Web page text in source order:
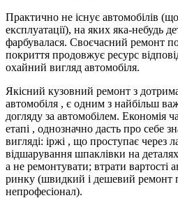
Практично не існує автомобілів
експлуатації), на яких яка-небудь
фарбувалася. Своєчасний ремонт
покриття продовжує ресурс
охайний вигляд автомобіля.
Якісний кузовний ремонт з
автомобіля , є одним з найбільш
догляду за автомобілем. Економія
етапі , однозначно дасть про себе
вигляді: іржі , що проступає через
відшарування шпаклівки на
а не ремонтувати; втрати вартості
ринку (швидкий і дешевий ремонт
непрофесіонал).